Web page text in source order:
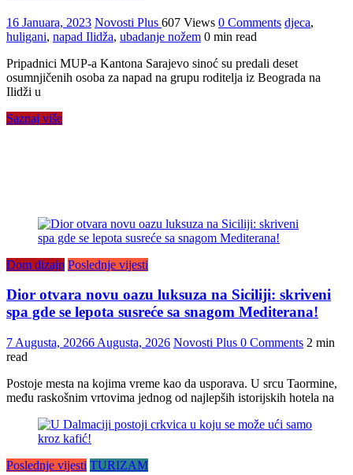
16 Januara, 2023 Novosti Plus 607 Views 0 Comments djeca,
huligani, napad Ilidža, ubadanje nožem 0 min read
Pripadnici MUP-a Kantona Sarajevo sinoć su predali deset
osumnjičenih osoba za napad na grupu roditelja iz Beograda na
Ilidži u
Saznaj više
Dom dizajn Poslednje vijesti
Dior otvara novu oazu luksuza na Siciliji: skriveni
spa gde se lepota susreće sa snagom Mediterana!
7 Augusta, 20266 Augusta, 2026 Novosti Plus 0 Comments 2 min
read
Postoje mesta na kojima vreme kao da usporava. U srcu Taormine,
među raskošnim vrtovima jednog od najlepših istorijskih hotela na
Poslednje vijesti TURIZAM